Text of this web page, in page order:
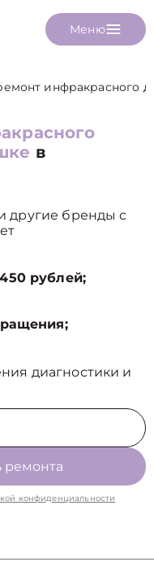
Меню
инфракрасного
в
другие бренды с
рублей;
диагностики и
ремонта
конфиденциальности